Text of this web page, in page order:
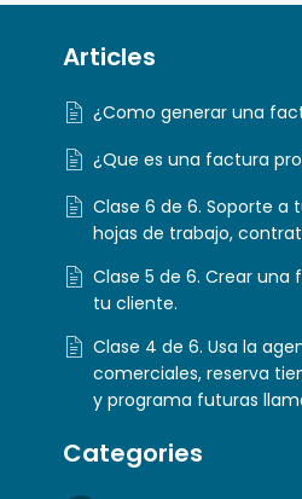
Articles
¿Como generar una
¿Que es una factura
Clase 6 de 6. Soporte a
hojas de trabajo,
Clase 5 de 6. Crear una
tu cliente.
Clase 4 de 6. Usa la
comerciales, reserva
y programa futuras
Categories